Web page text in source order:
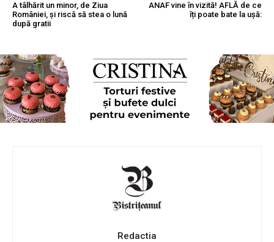
A tâlhărit un minor, de Ziua
României, și riscă să stea o lună
după gratii
ANAF vine în vizită! AFLĂ de ce
îți poate bate la ușă:
Redactia